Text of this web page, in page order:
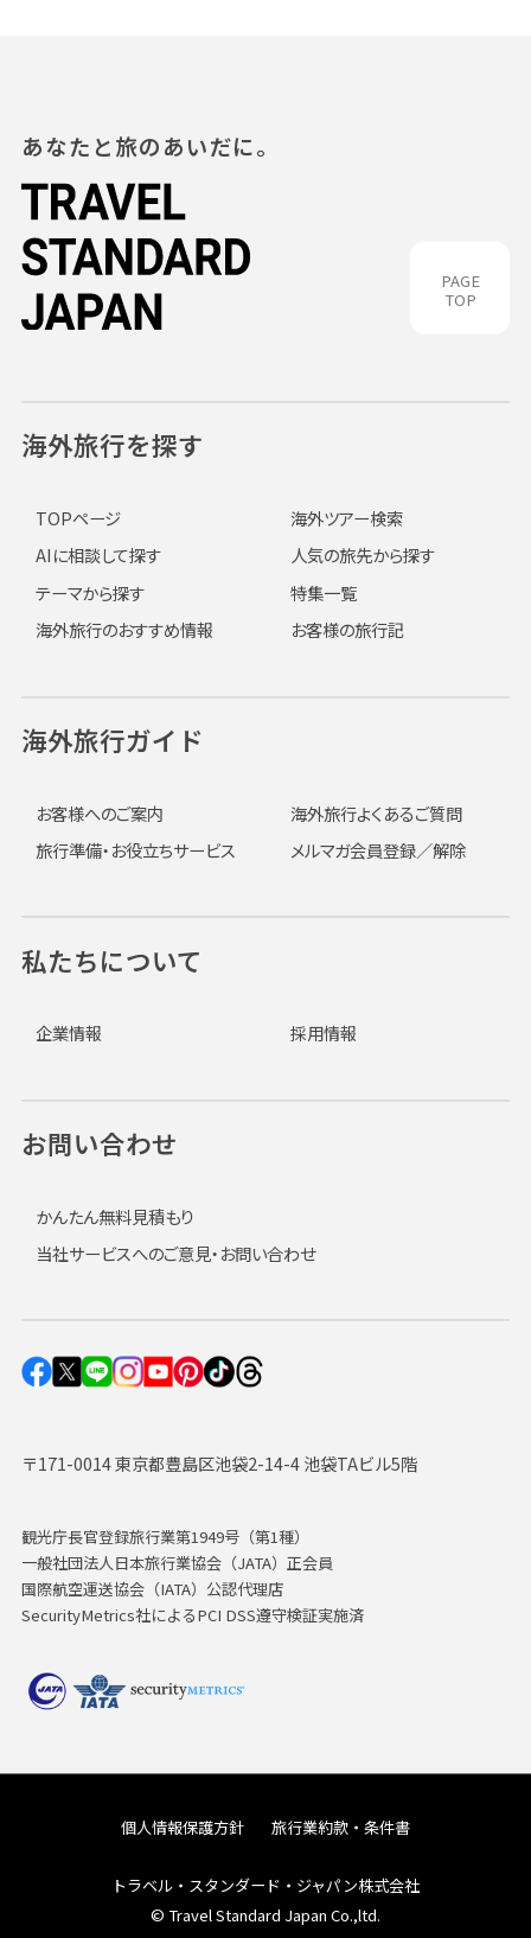
PAGE
TOP
あなたと旅のあいだに。
〒171-0014 東京都豊島区池袋2-14-4 池袋TAビル5階
観光庁長官登録旅行業第1949号（第1種）
一般社団法人日本旅行業協会（JATA）正会員
国際航空運送協会（IATA）公認代理店
SecurityMetrics社によるPCI DSS遵守検証実施済
海外旅行を探す
TOPページ
海外ツアー検索
AIに相談して探す
人気の旅先から探す
テーマから探す
特集一覧
海外旅行のおすすめ情報
お客様の旅行記
海外旅行ガイド
お客様へのご案内
海外旅行よくあるご質問
旅行準備・お役立ちサービス
メルマガ会員登録／解除
私たちについて
企業情報 採用情報
お問い合わせ
かんたん無料見積もり
当社サービスへのご意見・お問い合わせ
個人情報保護方針 旅行業約款・条件書
トラベル・スタンダード・ジャパン株式会社
© Travel Standard Japan Co.,ltd.